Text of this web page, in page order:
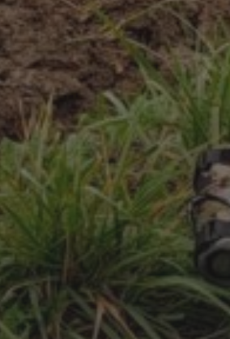
SDK NIVNICE 2023